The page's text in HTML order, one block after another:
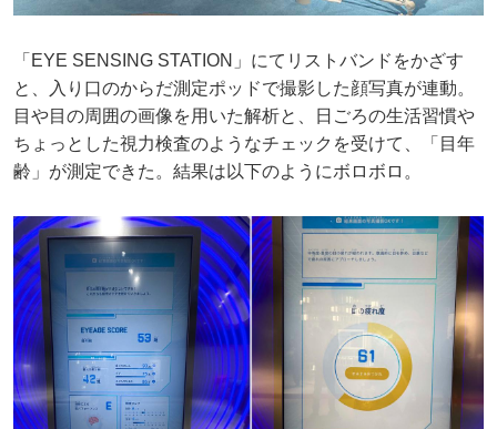
「EYE SENSING STATION」にてリストバンドをかざす
と、入り口のからだ測定ポッドで撮影した顔写真が連動。
目や目の周囲の画像を用いた解析と、日ごろの生活習慣や
ちょっとした視力検査のようなチェックを受けて、「目年
齢」が測定できた。結果は以下のようにボロボロ。